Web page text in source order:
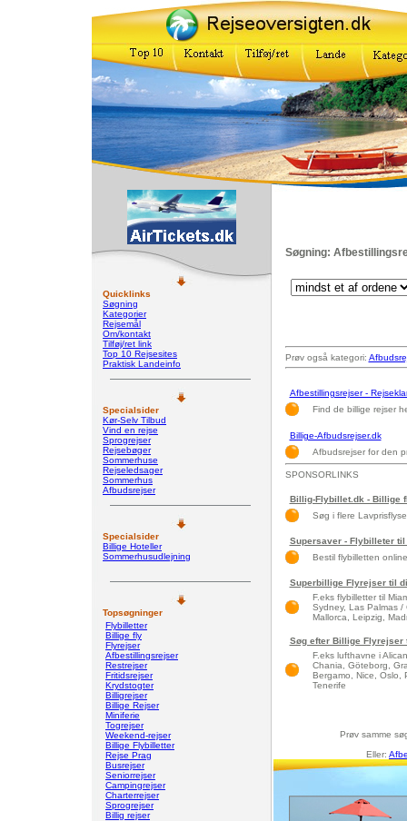
Quicklinks
Søgning
Kategorier
Rejsemål
Om/kontakt
Tilføj/ret link
Top 10 Rejsesites
Praktisk Landeinfo
Specialsider
Kør-Selv Tilbud
Vind en rejse
Sprogrejser
Rejsebøger
Sommerhuse
Rejseledsager
Sommerhus
Afbudsrejser
Specialsider
Billige Hoteller
Sommerhusudlejning
Topsøgninger
Flybilletter
Billige fly
Flyrejser
Afbestillingsrejser
Restrejser
Fritidsrejser
Krydstogter
Billigrejser
Billige Rejser
Miniferie
Togrejser
Weekend-rejser
Billige Flybilletter
Rejse Prag
Busrejser
Seniorrejser
Campingrejser
Charterrejser
Sprogrejser
Billig rejser
Søgning:
Prøv også kategori:
Afbestillingsrejser -
Find de billige rejser
Billige-Afbudsrejser.dk
Afbudsrejser for den
SPONSORLINKS
Billig-Flybillet.dk - Billige
Søg i flere
Supersaver - Flybilleter
Bestil flybilletten
Superbillige Flyrejser til
F.eks flybilletter til
Sydney, Las Palmas /
Mallorca, Leipzig,
Søg efter Billige Flyrejser
F.eks lufthavne i
Chania, Göteborg,
Bergamo, Nice, Oslo,
Tenerife
Prøv samme
Eller: